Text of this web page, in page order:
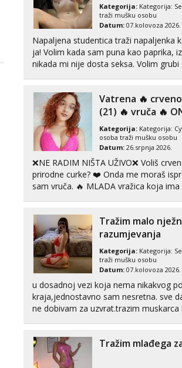
Zara
Čekam tvoj poziv!
Tel:064/677-677- Kod: #123
tel:0,93€ - mob:1,12€ min
064/677-677 - Kod: #142
tel:0,93€ - mob:1,12€ min
Liliana
Čekam tvoj poziv!
Tel: 064/677-677- Kod: #69
tel:0,93€ - mob:1,12€ min
Učiteljica iz predgrađa
Tel:
tel:0,93€ - mob:1,12€ min
Obavijesti me kada se
Biljana
Razgovaram :)
tel:0,93€ - mob:1,12€ min
Kategorija: Kategorija:
traži mušku osobu
Datum: 07.kolovoza 2026.
Napaljena studentica traži napaljenka
ja! Volim kada sam puna kao paprika,
nikada mi nije dosta seksa. Volim grubi
cekam te!
Vatrena ‎️‍🔥
(21) ‎️‍🔥 vruča‎ ️‍🔥
ZABAVA
Kategorija: Kategorija:
osoba traži mušku osobu
Datum: 26.srpnja 2026.
❌NE RADIM NIŠTA UŽIVO❌ Voliš crvenokose
prirodne curke? ❤️ Onda me moraš
sam vruča.‎ ️‍🔥 MLADA vražica koja ima
možeš pranaći nešto po svojoj mjeri.
kolegica...
Tražim malo
razumjevanja
Kategorija: Kategorija:
traži mušku osobu
Datum: 07.kolovoza 2026.
u dosadnoj vezi koja nema nikakvog
kraja,jednostavno sam nesretna. sve
ne dobivam za uzvrat.trazim muskarca
poljupce po tijelu koji me jako
muskar...
Tražim mlađega